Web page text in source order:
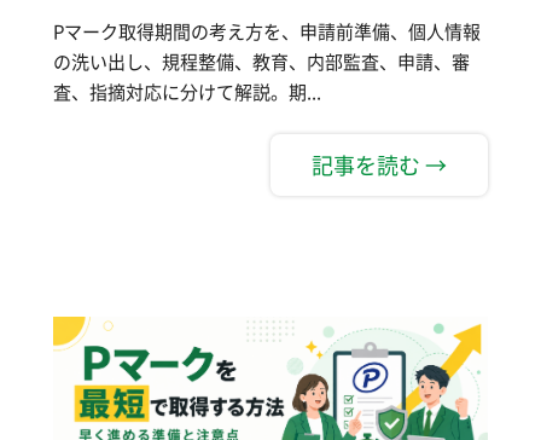
Pマーク取得期間の考え方を、申請前準備、個人情報
の洗い出し、規程整備、教育、内部監査、申請、審
査、指摘対応に分けて解説。期...
記事を読む →